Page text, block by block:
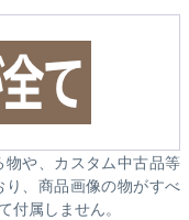
や、カスタム中古品等
、商品画像の物がすべ
属しません。